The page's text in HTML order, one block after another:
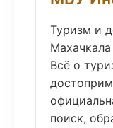
Туризм и
Махачкала
Всё о
поиск,